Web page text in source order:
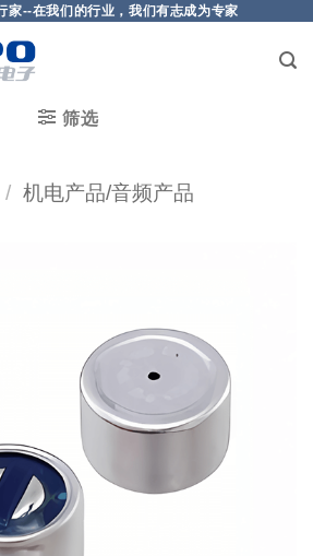
家--在我们的行业，我们有志成为专家
筛选
/ 机电产品/音频产品